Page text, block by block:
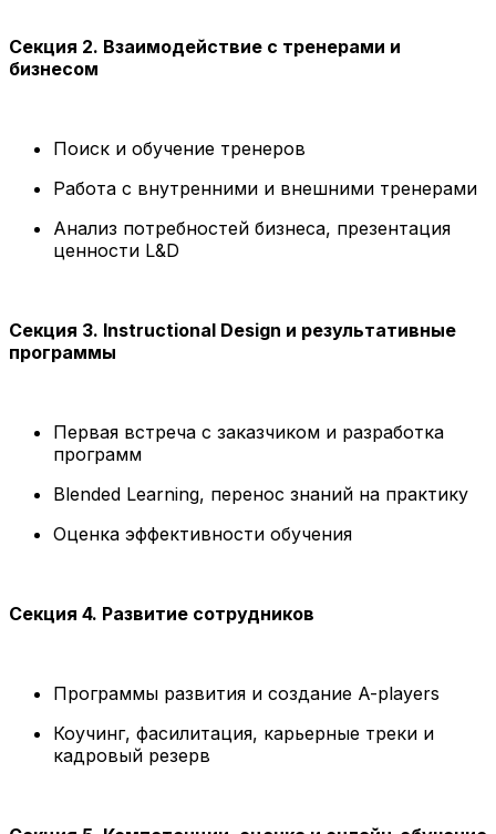
Секция 2. Взаимодействие с тренерами и
бизнесом
Поиск и обучение тренеров
Работа с внутренними и внешними тренерами
Анализ потребностей бизнеса, презентация
ценности L&D
Секция 3. Instructional Design и результативные
программы
Первая встреча с заказчиком и разработка
программ
Blended Learning, перенос знаний на практику
Оценка эффективности обучения
Секция 4. Развитие сотрудников
Программы развития и создание A-players
Коучинг, фасилитация, карьерные треки и
кадровый резерв